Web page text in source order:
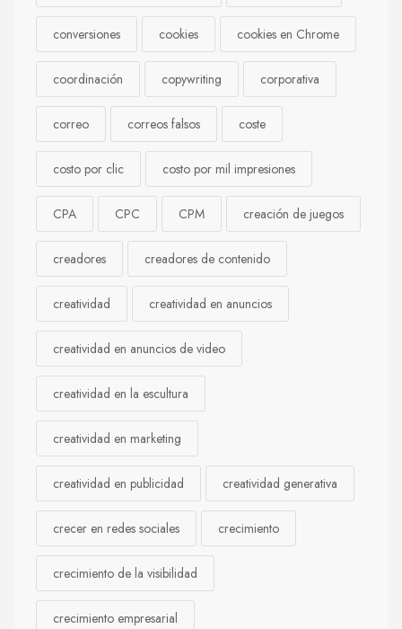
conversiones cookies cookies en Chrome
coordinación copywriting corporativa
correo correos falsos coste
costo por clic costo por mil impresiones
CPA CPC CPM creación de juegos
creadores creadores de contenido
creatividad creatividad en anuncios
creatividad en anuncios de video
creatividad en la escultura
creatividad en marketing
creatividad en publicidad creatividad generativa
crecer en redes sociales crecimiento
crecimiento de la visibilidad
crecimiento empresarial